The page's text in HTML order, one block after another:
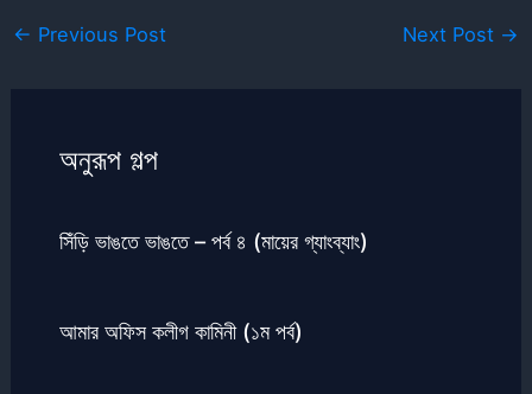
← Previous Post Next Post →
অনুরূপ গল্প
সিঁড়ি ভাঙতে ভাঙতে – পর্ব ৪ (মায়ের গ্যাংব্যাং)
আমার অফিস কলীগ কামিনী (১ম পর্ব)